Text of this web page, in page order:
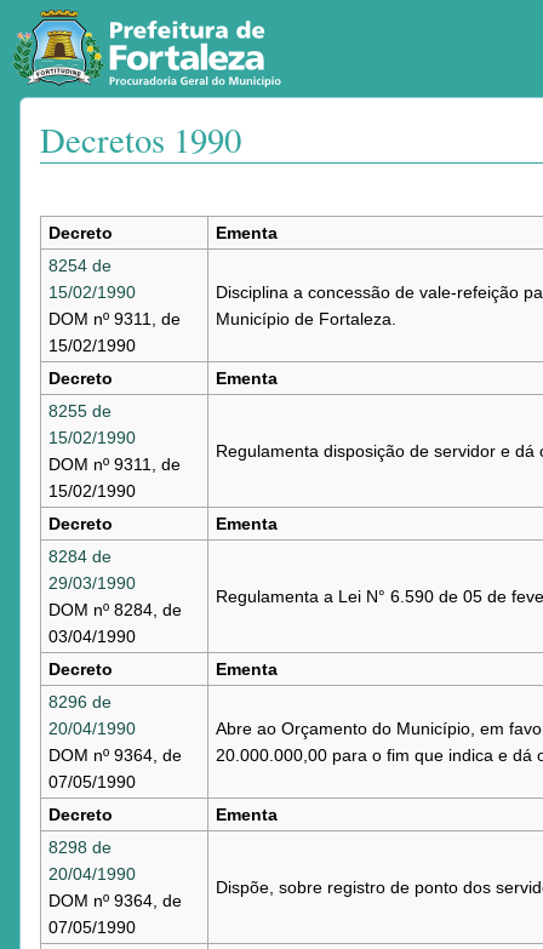
Decretos 1990
Ir para:navegação,pesquisa
Decreto
Ementa
8254 de
15/02/1990
DOM nº 9311, de
15/02/1990
Disciplina a concessão de vale-refeição
Município de Fortaleza.
Decreto
Ementa
8255 de
15/02/1990
DOM nº 9311, de
15/02/1990
Regulamenta disposição de servidor e dá
Decreto
Ementa
8284 de
29/03/1990
DOM nº 8284, de
03/04/1990
Regulamenta a Lei N° 6.590 de 05 de
Decreto
Ementa
8296 de
20/04/1990
DOM nº 9364, de
07/05/1990
Abre ao Orçamento do Município, em
20.000.000,00 para o fim que indica e dá
Decreto
Ementa
8298 de
20/04/1990
DOM nº 9364, de
07/05/1990
Dispõe, sobre registro de ponto dos